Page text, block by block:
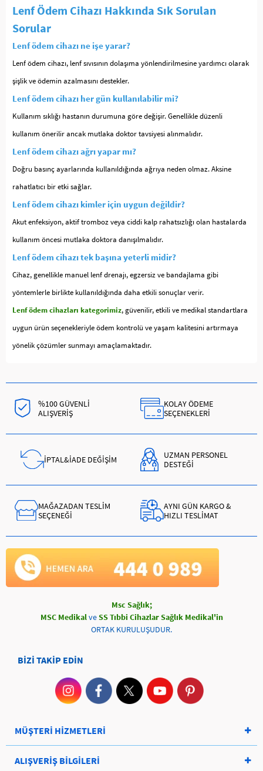
Lenf Ödem Cihazı Hakkında Sık Sorulan
Sorular
Lenf ödem cihazı ne işe yarar?
Lenf ödem cihazı, lenf sıvısının dolaşıma yönlendirilmesine yardımcı olarak
şişlik ve ödemin azalmasını destekler.
Lenf ödem cihazı her gün kullanılabilir mi?
Kullanım sıklığı hastanın durumuna göre değişir. Genellikle düzenli
kullanım önerilir ancak mutlaka doktor tavsiyesi alınmalıdır.
Lenf ödem cihazı ağrı yapar mı?
Doğru basınç ayarlarında kullanıldığında ağrıya neden olmaz. Aksine
rahatlatıcı bir etki sağlar.
Lenf ödem cihazı kimler için uygun değildir?
Akut enfeksiyon, aktif tromboz veya ciddi kalp rahatsızlığı olan hastalarda
kullanım öncesi mutlaka doktora danışılmalıdır.
Lenf ödem cihazı tek başına yeterli midir?
Cihaz, genellikle manuel lenf drenajı, egzersiz ve bandajlama gibi
yöntemlerle birlikte kullanıldığında daha etkili sonuçlar verir.
Lenf ödem cihazları kategorimiz, güvenilir, etkili ve medikal standartlara
uygun ürün seçenekleriyle ödem kontrolü ve yaşam kalitesini artırmaya
yönelik çözümler sunmayı amaçlamaktadır.
%100 GÜVENLİ
ALIŞVERİŞ
KOLAY ÖDEME
SEÇENEKLERİ
İPTAL&İADE DEĞİŞİM
UZMAN PERSONEL
DESTEĞİ
MAĞAZADAN TESLİM
SEÇENEĞİ
AYNI GÜN KARGO &
HIZLI TESLİMAT
Msc Sağlık;
MSC MedikalveSS Tıbbi Cihazlar Sağlık Medikal'in
ORTAK KURULUŞUDUR.
BİZİ TAKİP EDİN
MÜŞTERİ HİZMETLERİ
ALIŞVERİŞ BİLGİLERİ